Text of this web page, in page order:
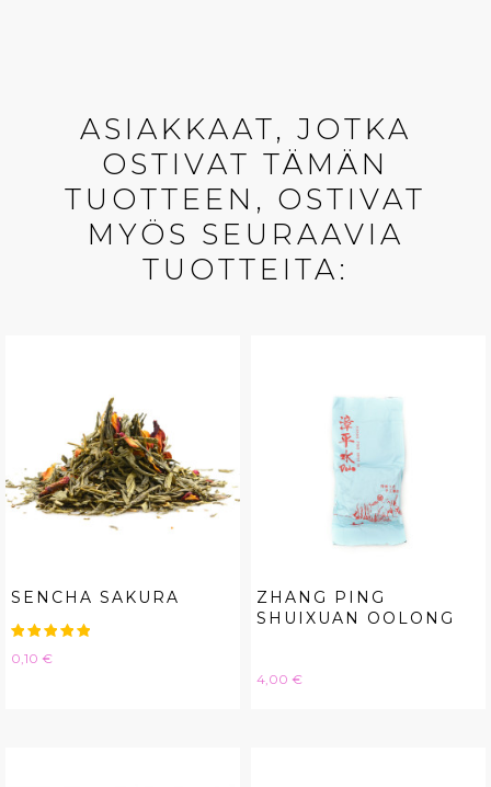
ASIAKKAAT, JOTKA
OSTIVAT TÄMÄN
TUOTTEEN, OSTIVAT
MYÖS SEURAAVIA
TUOTTEITA:
SENCHA SAKURA
Hinta
0,10 €
ZHANG PING
SHUIXUAN OOLONG
Hinta
4,00 €